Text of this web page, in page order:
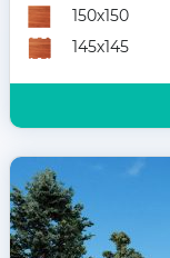
150х150
145х145